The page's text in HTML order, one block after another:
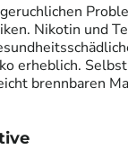
Nikotin und
erheblich.
brennbaren